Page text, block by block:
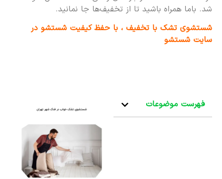
شد. باما همراه باشید تا از تخفیف‌ها جا نمانید.
شستشوی تشک با تخفیف ، با حفظ کیفیت شستشو در
سایت شستشو
فهرست موضوعات